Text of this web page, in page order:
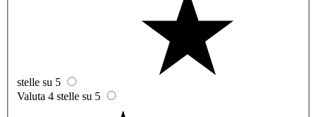
stelle su 5
Valuta 4 stelle su 5